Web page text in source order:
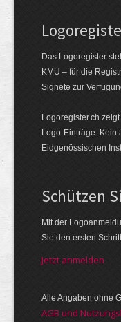
Das Logoregister
KMU – für die
Signete zur
Logoregister.ch
Logo-Einträge. Kein
Eidgenössischen
Schützen
Mit der
Sie den ersten
Jetzt anmelden
Alle Angaben ohne
AGB und